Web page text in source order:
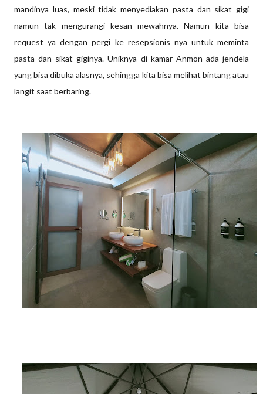
mandinya luas, meski tidak menyediakan pasta dan sikat gigi
namun tak mengurangi kesan mewahnya. Namun kita bisa
request ya dengan pergi ke resepsionis nya untuk meminta
pasta dan sikat giginya. Uniknya di kamar Anmon ada jendela
yang bisa dibuka alasnya, sehingga kita bisa melihat bintang atau
langit saat berbaring.